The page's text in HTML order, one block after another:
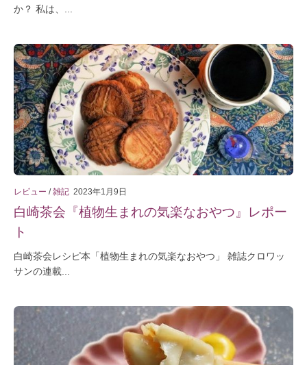
か？ 私は、...
レビュー /雑記 2023年1月9日
白崎茶会『植物生まれの気楽なおやつ』レポー
ト
白崎茶会レシピ本「植物生まれの気楽なおやつ」 雑誌クロワッ
サンの連載...